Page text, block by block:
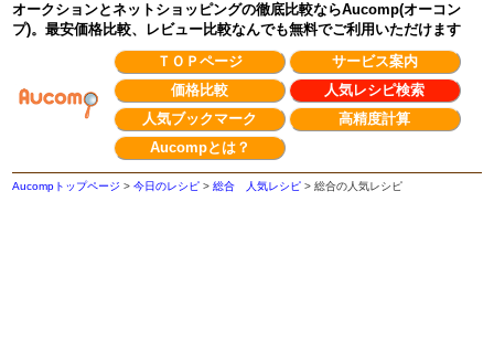
オークションとネットショッピングの徹底比較ならAucomp(オーコン
プ)。最安価格比較、レビュー比較なんでも無料でご利用いただけます
ＴＯＰページ
サービス案内
価格比較
人気レシピ検索
人気ブックマーク
高精度計算
Aucompとは？
Aucompトップページ >今日のレシピ >総合 人気レシピ >総合の人気レシピ